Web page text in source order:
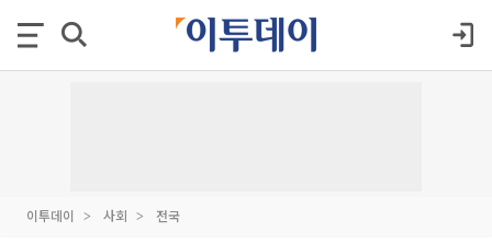
이투데이 사회 전국